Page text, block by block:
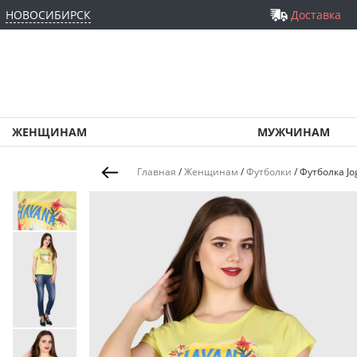
НОВОСИБИРСК Доставка
ЖЕНЩИНАМ МУЖЧИНАМ
Главная /Женщинам /Футболки /Футболка